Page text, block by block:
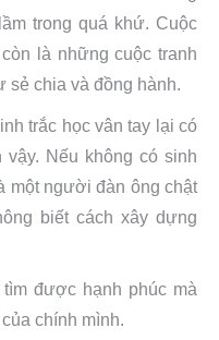
trong quá khứ. Cuộc
là những cuộc tranh
sẻ chia và đồng hành.
trắc học vân tay lại có
Nếu không có sinh
một người đàn ông chật
biết cách xây dựng
được hạnh phúc mà
chính mình.